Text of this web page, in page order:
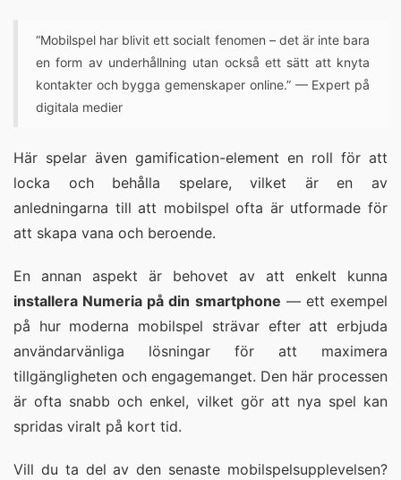
“Mobilspel har blivit ett socialt fenomen – det är inte bara
en form av underhållning utan också ett sätt att knyta
kontakter och bygga gemenskaper online.” — Expert på
digitala medier
Här spelar även gamification-element en roll för att
locka och behålla spelare, vilket är en av
anledningarna till att mobilspel ofta är utformade för
att skapa vana och beroende.
En annan aspekt är behovet av att enkelt kunna
installera Numeria på din smartphone — ett exempel
på hur moderna mobilspel strävar efter att erbjuda
användarvänliga lösningar för att maximera
tillgängligheten och engagemanget. Den här processen
är ofta snabb och enkel, vilket gör att nya spel kan
spridas viralt på kort tid.
Vill du ta del av den senaste mobilspelsupplevelsen?